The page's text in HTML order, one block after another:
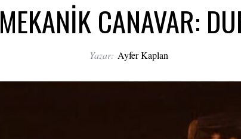
MEKANİK CANAVAR:
Yazar: Ayfer Kaplan